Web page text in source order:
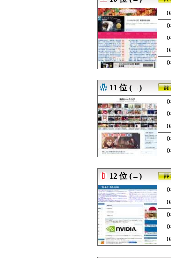
08/09 07:10
08/09 07:05
08/09 07:05
08/09 07:00
08/09 06:48
08/09 06:40
08/09 06:35
08/09 06:34
08/09 04:20
08/09 03:55
08/09 03:00
08/09 02:10
08/09 01:46
08/09 01:00
08/09 00:48
08/09 00:00
08/08 23:46
08/08 23:11
08/08 23:00
08/08 22:46
08/08 22:33
08/08 22:32
08/08 22:20
08/08 22:20
08/08 22:00
08/08 22:00
11 位 (→)
12 位 (→)